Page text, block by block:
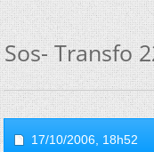
Sos- Transfo
17/10/2006, 18h52